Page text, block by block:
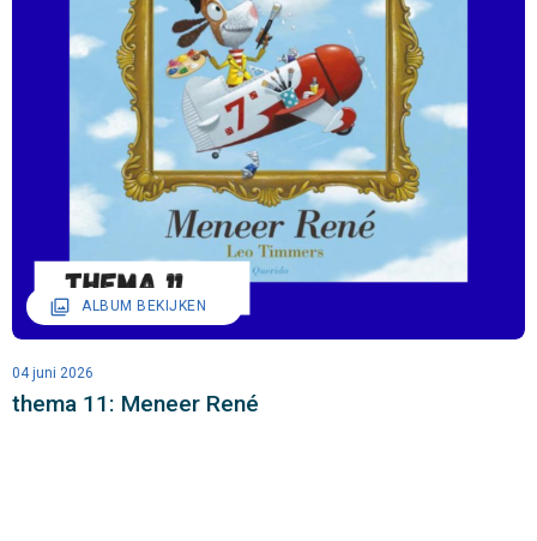
filter ALBUM BEKIJKEN
04 juni 2026
thema 11: Meneer René